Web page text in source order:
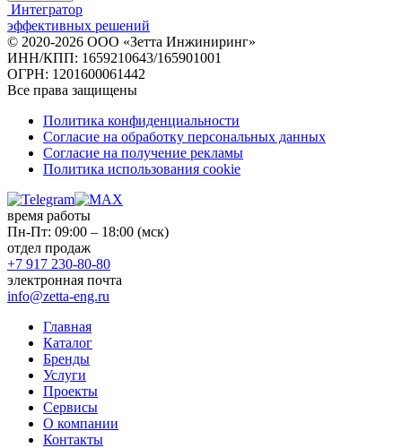
Интегратор
эффективных решений
© 2020-2026 ООО «Зетта Инжиниринг»
ИНН/КПП: 1659210643/165901001
ОГРН: 1201600061442
Все права защищены
Политика конфиденциальности
Согласие на обработку персональных данных
Согласие на получение рекламы
Политика использования cookie
время работы
Пн-Пт: 09:00 – 18:00 (мск)
отдел продаж
+7 917 230-80-80
электронная почта
info@zetta-eng.ru
Главная
Каталог
Бренды
Услуги
Проекты
Сервисы
О компании
Контакты